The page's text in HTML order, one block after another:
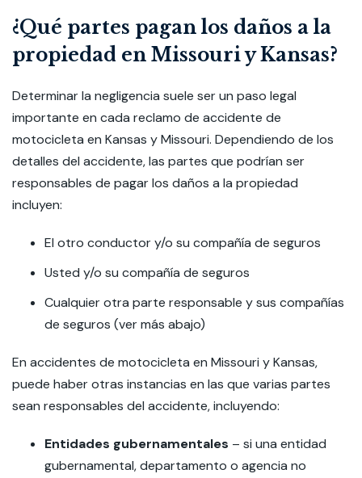
¿Qué partes pagan los daños a la
propiedad en Missouri y Kansas?
Determinar la negligencia suele ser un paso legal
importante en cada reclamo de accidente de
motocicleta en Kansas y Missouri. Dependiendo de los
detalles del accidente, las partes que podrían ser
responsables de pagar los daños a la propiedad
incluyen:
El otro conductor y/o su compañía de seguros
Usted y/o su compañía de seguros
Cualquier otra parte responsable y sus compañías
de seguros (ver más abajo)
En accidentes de motocicleta en Missouri y Kansas,
puede haber otras instancias en las que varias partes
sean responsables del accidente, incluyendo:
Entidades gubernamentales – si una entidad
gubernamental, departamento o agencia no